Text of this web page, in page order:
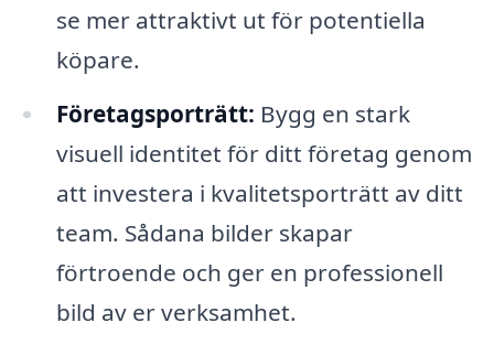
se mer attraktivt ut för potentiella
köpare.
Företagsporträtt: Bygg en stark
visuell identitet för ditt företag genom
att investera i kvalitetsporträtt av ditt
team. Sådana bilder skapar
förtroende och ger en professionell
bild av er verksamhet.